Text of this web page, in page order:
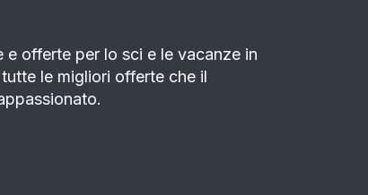
offerte per lo sci e le vacanze in
le migliori offerte che il